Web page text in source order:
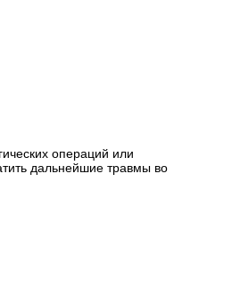
операций или
дальнейшие травмы во